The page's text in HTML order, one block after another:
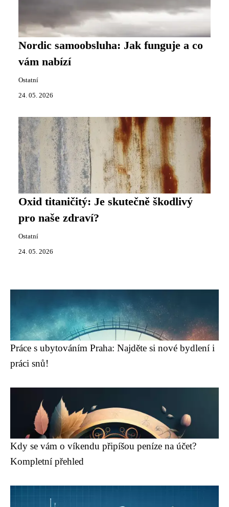
Nordic samoobsluha: Jak funguje a co
vám nabízí
Ostatní
24. 05. 2026
Oxid titaničitý: Je skutečně škodlivý
pro naše zdraví?
Ostatní
24. 05. 2026
Práce s ubytováním Praha: Najděte si nové bydlení i
práci snů!
Kdy se vám o víkendu připíšou peníze na účet?
Kompletní přehled